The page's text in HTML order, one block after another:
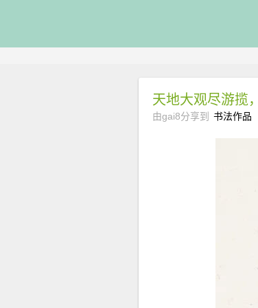
天地大观尽游揽
由gai8分享到 书法作品